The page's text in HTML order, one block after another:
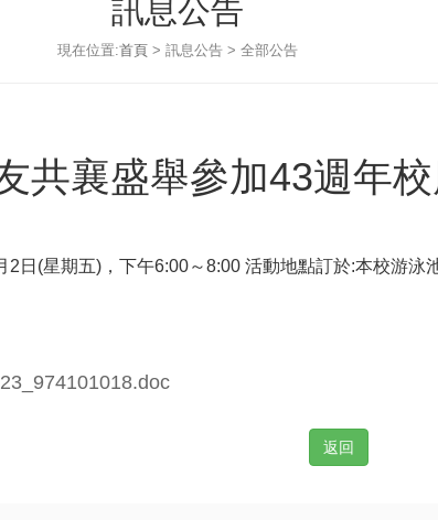
訊息公告
現在位置:首頁 > 訊息公告 > 全部公告
共襄盛舉參加43週年
2日(星期五)，下午6:00～8:00 活動地點訂於:本校游
返回